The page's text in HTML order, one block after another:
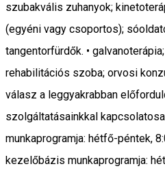
szubakvális zuhanyok;
(egyéni vagy csoportos);
tangentorfürdők. •
rehabilitációs szoba; orvosi
válasz a leggyakrabban
szolgáltatásainkkal
munkaprogramja: hétfő-péntek,
kezelőbázis munkaprogramja: